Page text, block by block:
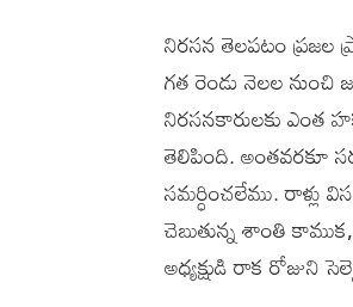
నిరసన తెలపటం
గత రెండు నెలల నుంచి
నిరసనకారులకు ఎంత
తెలిపింది. అంతవరకూ
సమర్ధించలేము. రాళ్లు
చెబుతున్న శాంతి
అధ్యక్షుడి రాక రోజుని